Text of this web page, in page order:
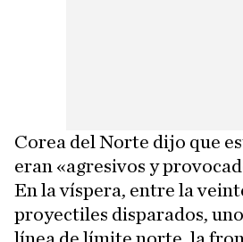
Corea del Norte dijo que
eran «agresivos y
En la víspera, entre la
proyectiles disparados,